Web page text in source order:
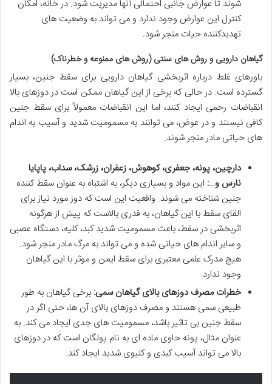
شوند تا عوارض جانبی احتمالی آنها مدیریت شود. در خانه، امکان
کنترل این عوارض وجود ندارد و می تواند به وضعیت های
تهدیدکننده حیات منجر شود.
گیاهان دارویی و روش های سنتی (روش های ممنوعه و خطرناک)
باورهای غلط درباره اثربخشی گیاهان دارویی برای سقط جنین، بسیار
گسترده است. در حالی که برخی از این گیاهان ممکن است در دوزهای بالا
انقباضات رحمی ایجاد کنند، اما این انقباضات معمولاً برای سقط جنین
کافی نیستند و در عوض، می توانند بهمسمومیت شدید و آسیب به اندام
های حیاتی مادر منجر شوند.
دارچین، پونه، جعفری، کوهوش، زعفران، زرشک، سداب، پاپایا
نارس و…: این مواد و بسیاری دیگر، به اشتباه به عنوان سقط کننده
جنین شناخته می شوند. واقعیت این است که دوز مورد نیاز برای
القای سقط با این گیاهان، به قدری بالاست که پیش از هرگونه
اثربخشی در سقط، باعث مسمومیت شدیدکبد، کلیه، دستگاه عصبی
و سایر اندام های حیاتی شده و می تواند به مرگ مادرمنجر شود.
هیچ مدرک علمی معتبری برای سقط ایمن و موثر با این گیاهان
وجود ندارد.
خطرات مصرف دوزهای بالای گیاهان سمی: برخی گیاهان به طور
طبیعی سمی هستند و مصرف دوزهای بالای آن ها، حتی اگر در
سقط جنین بی تاثیر باشد، مسمومیت های جدی ایجاد می کند. به
عنوان مثال، پونه حاوی ماده ای به نام پولگان است که در دوزهای
بالا می تواندآسیب کبدی و کلیوی شدید ایجاد کند.